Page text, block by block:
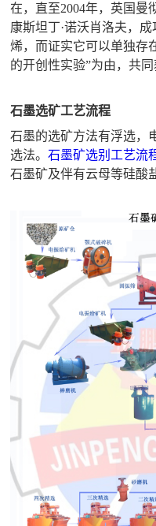
在，直至2004年，英国曼
康斯坦丁·诺沃肖洛夫，
烯，而证实它可以单独存
的开创性实验”为由，共同
石墨选矿工艺流程
石墨的选矿方法有浮选，
选法。石墨矿选别工艺流
石墨矿及伴有云母等硅酸